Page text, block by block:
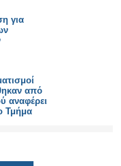
για
από
αναφέρει
Τμήμα